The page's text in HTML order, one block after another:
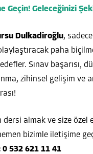
Geçin! Geleceğinizi
Dulkadiroğlu,
paha
Sınav başarısı,
zihinsel gelişim ve
dersi almak ve size özel
bizimle iletişime
0 532 621 11 41